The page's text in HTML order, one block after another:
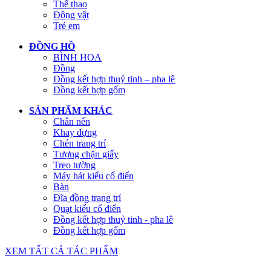
Thể thao
Động vật
Trẻ em
ĐỒNG HỒ
BÌNH HOA
Đồng
Đồng kết hợp thuỷ tinh – pha lê
Đồng kết hợp gốm
SẢN PHẨM KHÁC
Chân nến
Khay đựng
Chén trang trí
Tượng chặn giấy
Treo tường
Máy hát kiểu cổ điển
Bàn
Đĩa đồng trang trí
Quạt kiểu cổ điển
Đồng kết hợp thuỷ tinh - pha lê
Đồng kết hợp gốm
XEM TẤT CẢ TÁC PHẨM